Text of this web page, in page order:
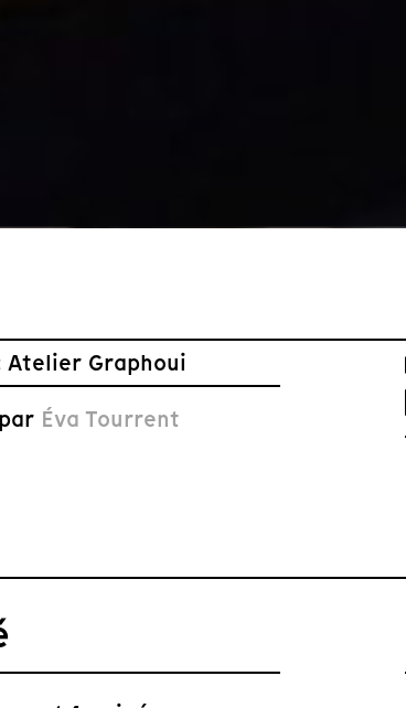
Graphoui
Éva Tourrent